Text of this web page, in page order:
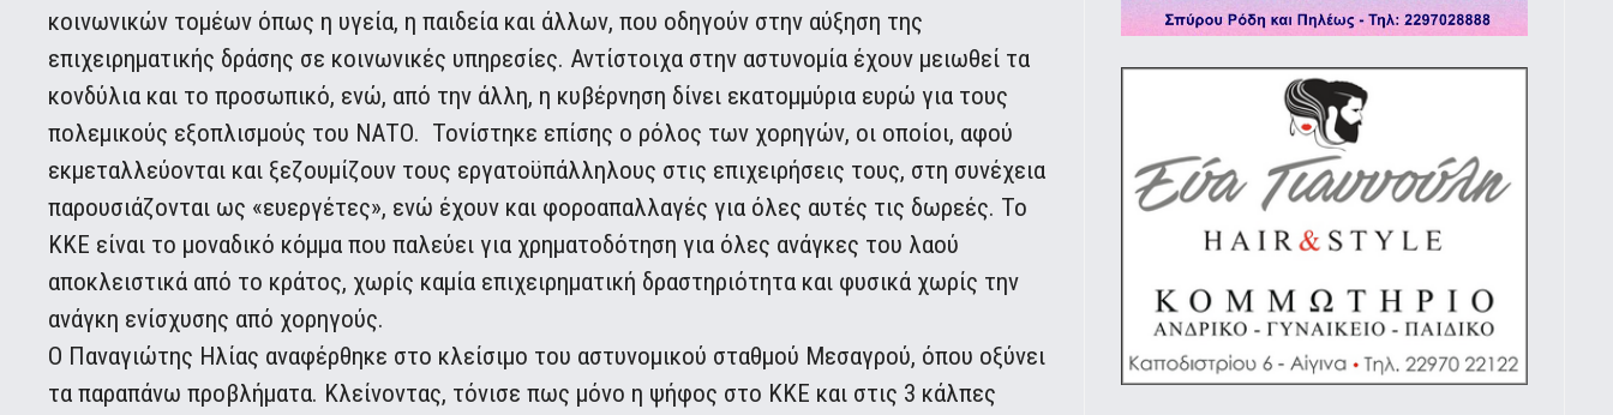
κοινωνικών τομέων όπως η υγεία, η παιδεία και άλλων, που οδηγούν στην αύξηση της
επιχειρηματικής δράσης σε κοινωνικές υπηρεσίες. Αντίστοιχα στην αστυνομία έχουν μειωθεί τα
κονδύλια και το προσωπικό, ενώ, από την άλλη, η κυβέρνηση δίνει εκατομμύρια ευρώ για τους
πολεμικούς εξοπλισμούς του ΝΑΤΟ. Τονίστηκε επίσης ο ρόλος των χορηγών, οι οποίοι, αφού
εκμεταλλεύονται και ξεζουμίζουν τους εργατοϋπάλληλους στις επιχειρήσεις τους, στη συνέχεια
παρουσιάζονται ως «ευεργέτες», ενώ έχουν και φοροαπαλλαγές για όλες αυτές τις δωρεές. Το
ΚΚΕ είναι το μοναδικό κόμμα που παλεύει για χρηματοδότηση για όλες ανάγκες του λαού
αποκλειστικά από το κράτος, χωρίς καμία επιχειρηματική δραστηριότητα και φυσικά χωρίς την
ανάγκη ενίσχυσης από χορηγούς.
Ο Παναγιώτης Ηλίας αναφέρθηκε στο κλείσιμο του αστυνομικού σταθμού Μεσαγρού, όπου οξύνει
τα παραπάνω προβλήματα. Κλείνοντας, τόνισε πως μόνο η ψήφος στο ΚΚΕ και στις 3 κάλπες